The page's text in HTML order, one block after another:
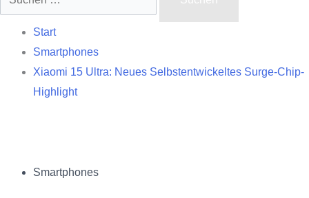
nach:
Start
Smartphones
Xiaomi 15 Ultra: Neues Selbstentwickeltes Surge-Chip-
Highlight
Smartphones